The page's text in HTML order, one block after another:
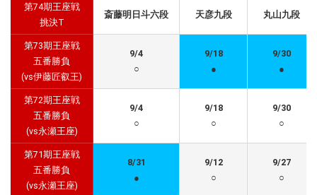
第74期王座戦
挑決T
斎藤明日斗六段 天彦九段 丸山九段
第73期王座戦
五番勝負
(vs伊藤匠叡王)
9/4
○
9/18
●
9/30
●
第72期王座戦
五番勝負
(vs永瀬王座)
9/4
○
9/18
○
9/30
○
第71期王座戦
五番勝負
(vs永瀬王座)
8/31
●
9/12
○
9/27
○